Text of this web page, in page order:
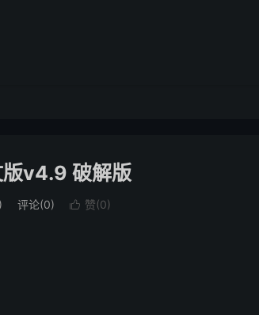
v4.9 破解版
评论(0)  赞(0)